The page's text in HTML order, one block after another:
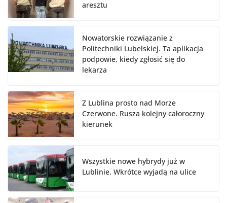
aresztu
Nowatorskie rozwiązanie z
Politechniki Lubelskiej. Ta aplikacja
podpowie, kiedy zgłosić się do
lekarza
Z Lublina prosto nad Morze
Czerwone. Rusza kolejny całoroczny
kierunek
Wszystkie nowe hybrydy już w
Lublinie. Wkrótce wyjadą na ulice